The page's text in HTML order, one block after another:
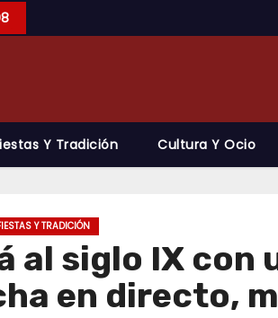
Y Tradición Cultura Y Ocio
Y TRADICIÓN
al siglo IX
en directo,